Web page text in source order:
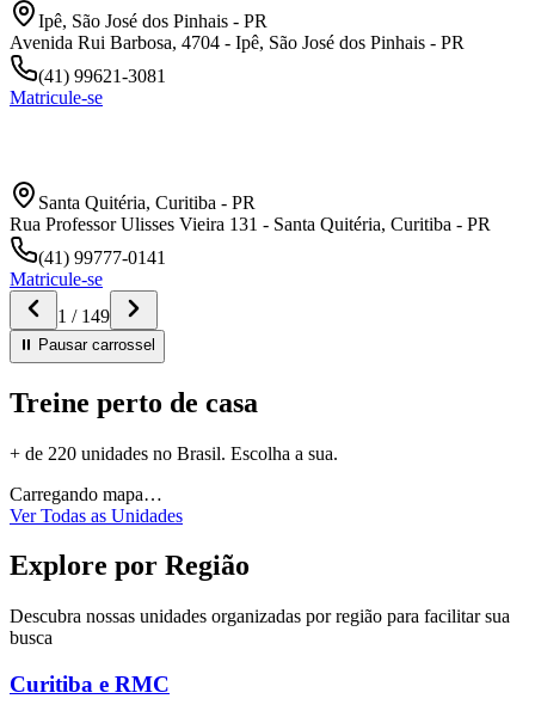
Ipê, São José dos Pinhais - PR
Avenida Rui Barbosa, 4704 - Ipê, São José dos Pinhais - PR
(41) 99621-3081
Matricule-se
Santa Quitéria, Curitiba - PR
Rua Professor Ulisses Vieira 131 - Santa Quitéria, Curitiba - PR
(41) 99777-0141
Matricule-se
1 / 149
⏸ Pausarcarrossel
Treine perto de casa
+ de 220 unidades no Brasil. Escolha a sua.
Carregando mapa…
Ver Todas as Unidades
Explore por Região
Descubra nossas unidades organizadas por região para facilitar sua
busca
Curitiba e RMC